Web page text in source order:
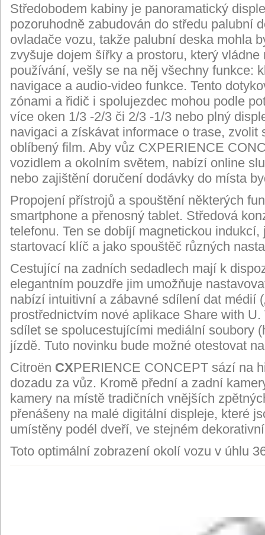
Středobodem kabiny je panoramatický
pozoruhodně zabudován do středu palubní
ovladače vozu, takže palubní deska mohla
zvyšuje dojem šířky a prostoru, který
používání, vešly se na něj všechny funkce:
navigace a audio-video funkce. Tento
zónami a řidič i spolujezdec mohou podle
více oken 1/3 -2/3 či 2/3 -1/3 nebo plný
navigaci a získávat informace o trase, zvolit
oblíbený film. Aby vůz CXPERIENCE
vozidlem a okolním světem, nabízí online
nebo zajištění doručení dodávky do místa
Propojení přístrojů a spouštění některých
smartphone a přenosný tablet. Středová
telefonu. Ten se dobíjí magnetickou indukcí,
startovací klíč a jako spouštěč různých
Cestující na zadních sedadlech mají k
elegantním pouzdře jim umožňuje
nabízí intuitivní a zábavné sdílení dat médií
prostřednictvím nové aplikace Share with
sdílet se spolucestujícími mediální soubory
jízdě. Tuto novinku bude možné otestovat
Citroën CXPERIENCE CONCEPT sází na
dozadu za vůz. Kromě přední a zadní
kamery na místě tradičních vnějších
přenášeny na malé digitální displeje, které
umístěny podél dveří, ve stejném
Toto optimální zobrazení okolí vozu v úhlu